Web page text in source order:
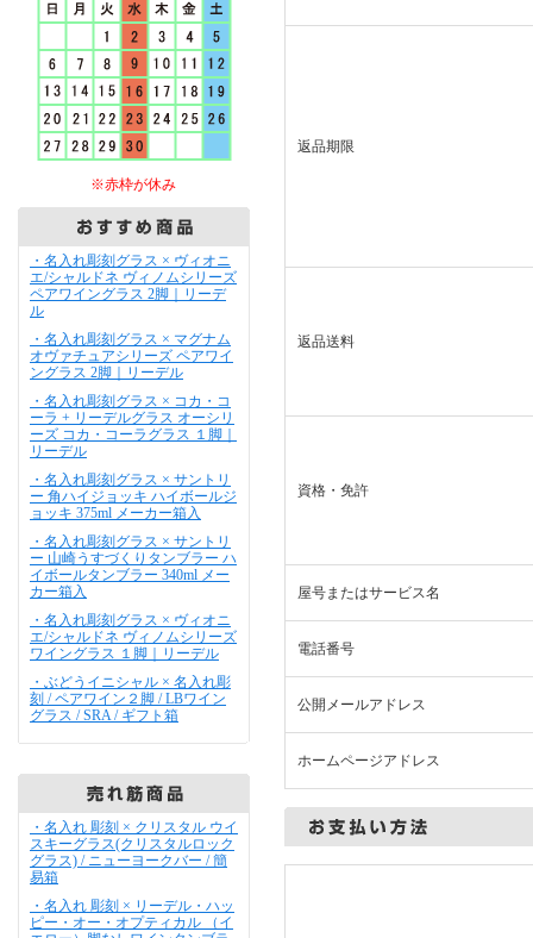
※赤枠が休み
・名入れ彫刻グラス × ヴィオニ
エ/シャルドネ ヴィノムシリーズ
ペアワイングラス 2脚｜リーデ
ル
・名入れ彫刻グラス × マグナム
オヴァチュアシリーズ ペアワイ
ングラス 2脚｜リーデル
・名入れ彫刻グラス × コカ・コ
ーラ + リーデルグラス オーシリ
ーズ コカ・コーラグラス １脚｜
リーデル
・名入れ彫刻グラス × サントリ
ー 角ハイジョッキ ハイボールジ
ョッキ 375ml メーカー箱入
・名入れ彫刻グラス × サントリ
ー 山崎うすづくりタンブラー ハ
イボールタンブラー 340ml メー
カー箱入
・名入れ彫刻グラス × ヴィオニ
エ/シャルドネ ヴィノムシリーズ
ワイングラス １脚｜リーデル
・ぶどうイニシャル × 名入れ彫
刻 / ペアワイン２脚 / LBワイン
グラス / SRA / ギフト箱
・名入れ 彫刻 × クリスタル ウイ
スキーグラス(クリスタルロック
グラス) / ニューヨークバー / 簡
易箱
・名入れ 彫刻 × リーデル・ハッ
ピー・オー・オプティカル （イ
返品期限
返品送料
資格・免許
屋号またはサービス名
電話番号
公開メールアドレス
ホームページアドレス